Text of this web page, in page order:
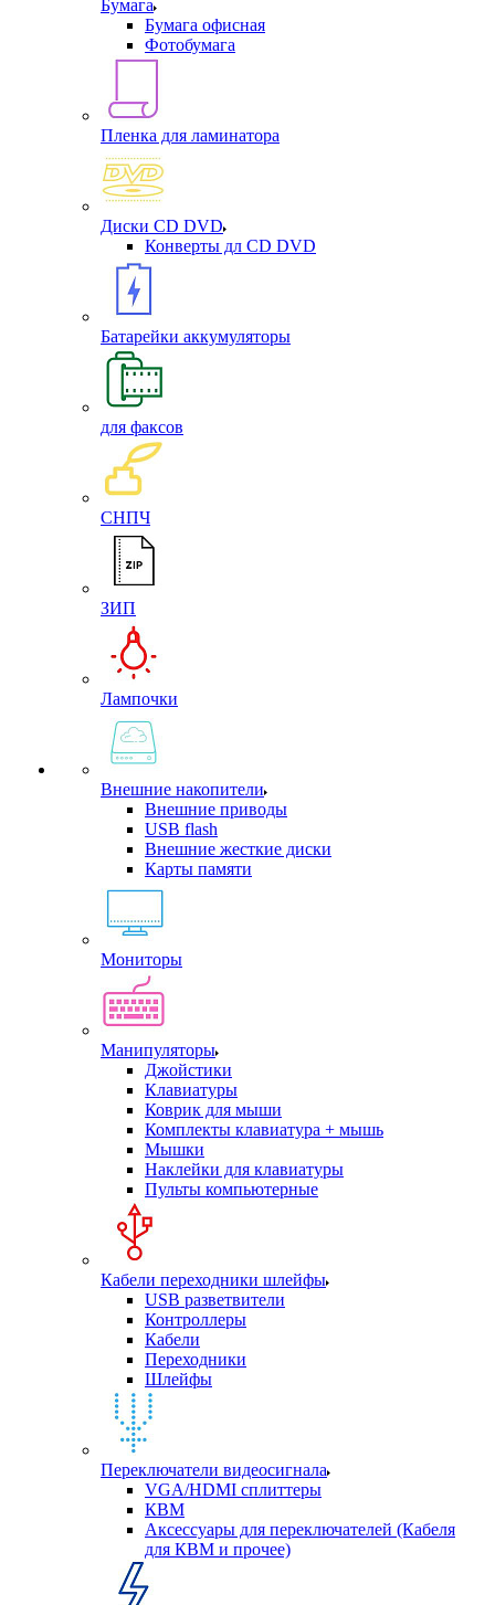
Бумага
Бумага офисная
Фотобумага
Пленка для ламинатора
Диски CD DVD
Конверты дл CD DVD
Батарейки аккумуляторы
для факсов
СНПЧ
ЗИП
Лампочки
Внешние накопители
Внешние приводы
USB flash
Внешние жесткие диски
Карты памяти
Мониторы
Манипуляторы
Джойстики
Клавиатуры
Коврик для мыши
Комплекты клавиатура + мышь
Мышки
Наклейки для клавиатуры
Пульты компьютерные
Кабели переходники шлейфы
USB разветвители
Контроллеры
Кабели
Переходники
Шлейфы
Переключатели видеосигнала
VGA/HDMI сплиттеры
КВМ
Аксессуары для переключателей (Кабеля
для КВМ и прочее)